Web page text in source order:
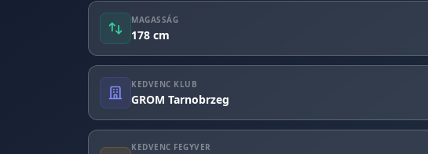
MAGASSÁG
178 cm
KEDVENC KLUB
GROM Tarnobrzeg
KEDVENC FEGYVER